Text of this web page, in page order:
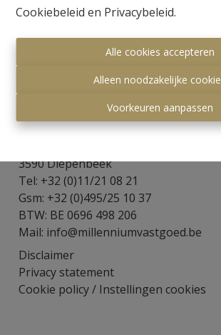
Cookiebeleid en Privacybeleid.
Alle cookies accepteren
Alleen noodzakelijke
Voorkeuren aanpassen
Millennium Vastgoed
3590 Diepenbeek
Tel: +32 (0)11/21 08 21
Gsm: +32 (0)495/25 10 37
BTW: BE 0696 498 206
Mail: info@millenniumvastgoed.be
Disclaimer
Privacy statement
Cookie policy/ Instellingen cookies